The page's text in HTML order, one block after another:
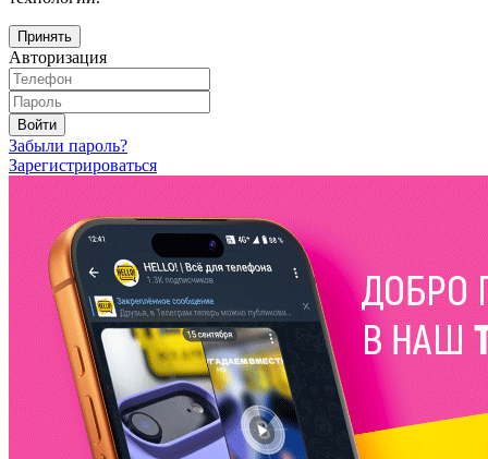
Принять
Авторизация
Войти
Забыли пароль?
Зарегистрироваться